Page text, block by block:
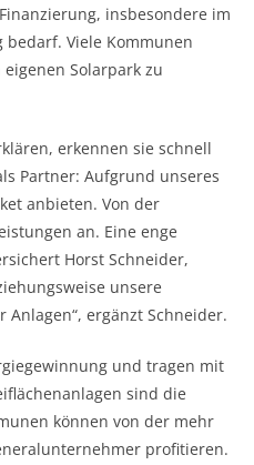
insbesondere im
Viele Kommunen
Solarpark zu
erkennen sie schnell
Partner: Aufgrund unseres
anbieten. Von der
an. Eine enge
Horst Schneider,
unsere
ergänzt Schneider.
und tragen mit
sind die
können von der mehr
profitieren.